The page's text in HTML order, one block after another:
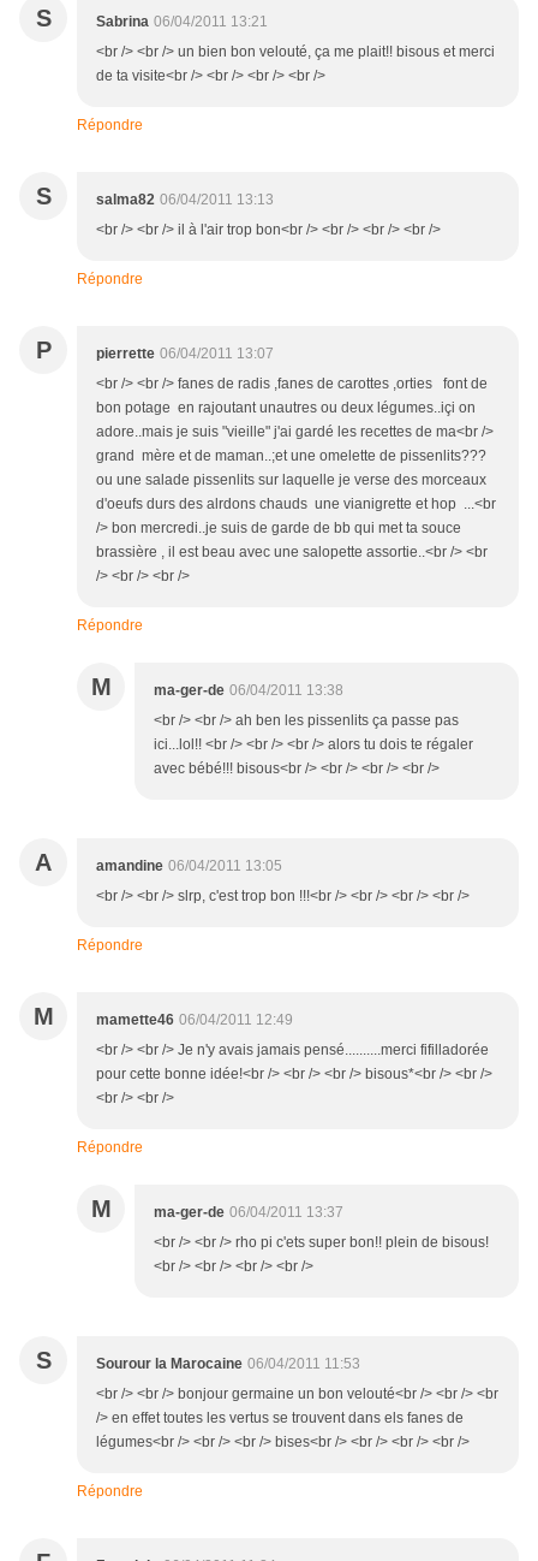
S Sabrina 06/04/2011 13:21
<br /> <br /> un bien bon velouté, ça me plait!! bisous et merci
de ta visite<br /> <br /> <br /> <br />
Répondre
S salma82 06/04/2011 13:13
<br /> <br /> il à l'air trop bon<br /> <br /> <br /> <br />
Répondre
P pierrette 06/04/2011 13:07
<br /> <br /> fanes de radis ,fanes de carottes ,orties font de
bon potage en rajoutant unautres ou deux légumes..içi on
adore..mais je suis "vieille" j'ai gardé les recettes de ma<br />
grand mère et de maman..;et une omelette de pissenlits???
ou une salade pissenlits sur laquelle je verse des morceaux
d'oeufs durs des alrdons chauds une vianigrette et hop ...<br
/> bon mercredi..je suis de garde de bb qui met ta souce
brassière , il est beau avec une salopette assortie..<br /> <br
/> <br /> <br />
Répondre
M ma-ger-de 06/04/2011 13:38
<br /> <br /> ah ben les pissenlits ça passe pas
ici...lol!! <br /> <br /> <br /> alors tu dois te régaler
avec bébé!!! bisous<br /> <br /> <br /> <br />
A amandine 06/04/2011 13:05
<br /> <br /> slrp, c'est trop bon !!!<br /> <br /> <br /> <br />
Répondre
M mamette46 06/04/2011 12:49
<br /> <br /> Je n'y avais jamais pensé..........merci fifilladorée
pour cette bonne idée!<br /> <br /> <br /> bisous*<br /> <br />
<br /> <br />
Répondre
M ma-ger-de 06/04/2011 13:37
<br /> <br /> rho pi c'ets super bon!! plein de bisous!
<br /> <br /> <br /> <br />
S Sourour la Marocaine 06/04/2011 11:53
<br /> <br /> bonjour germaine un bon velouté<br /> <br /> <br
/> en effet toutes les vertus se trouvent dans els fanes de
légumes<br /> <br /> <br /> bises<br /> <br /> <br /> <br />
Répondre